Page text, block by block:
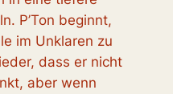
P’Ton beginnt,
im Unklaren zu
dass er nicht
aber wenn